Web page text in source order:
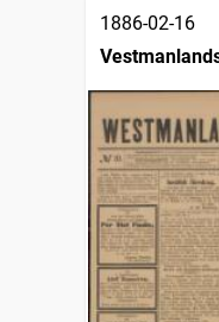
1886-02-16